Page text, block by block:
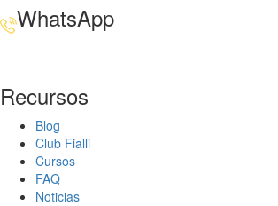
WhatsApp
Recursos
Blog
Club Fialli
Cursos
FAQ
Noticias